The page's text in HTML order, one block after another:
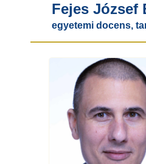
Fejes József
egyetemi docens,